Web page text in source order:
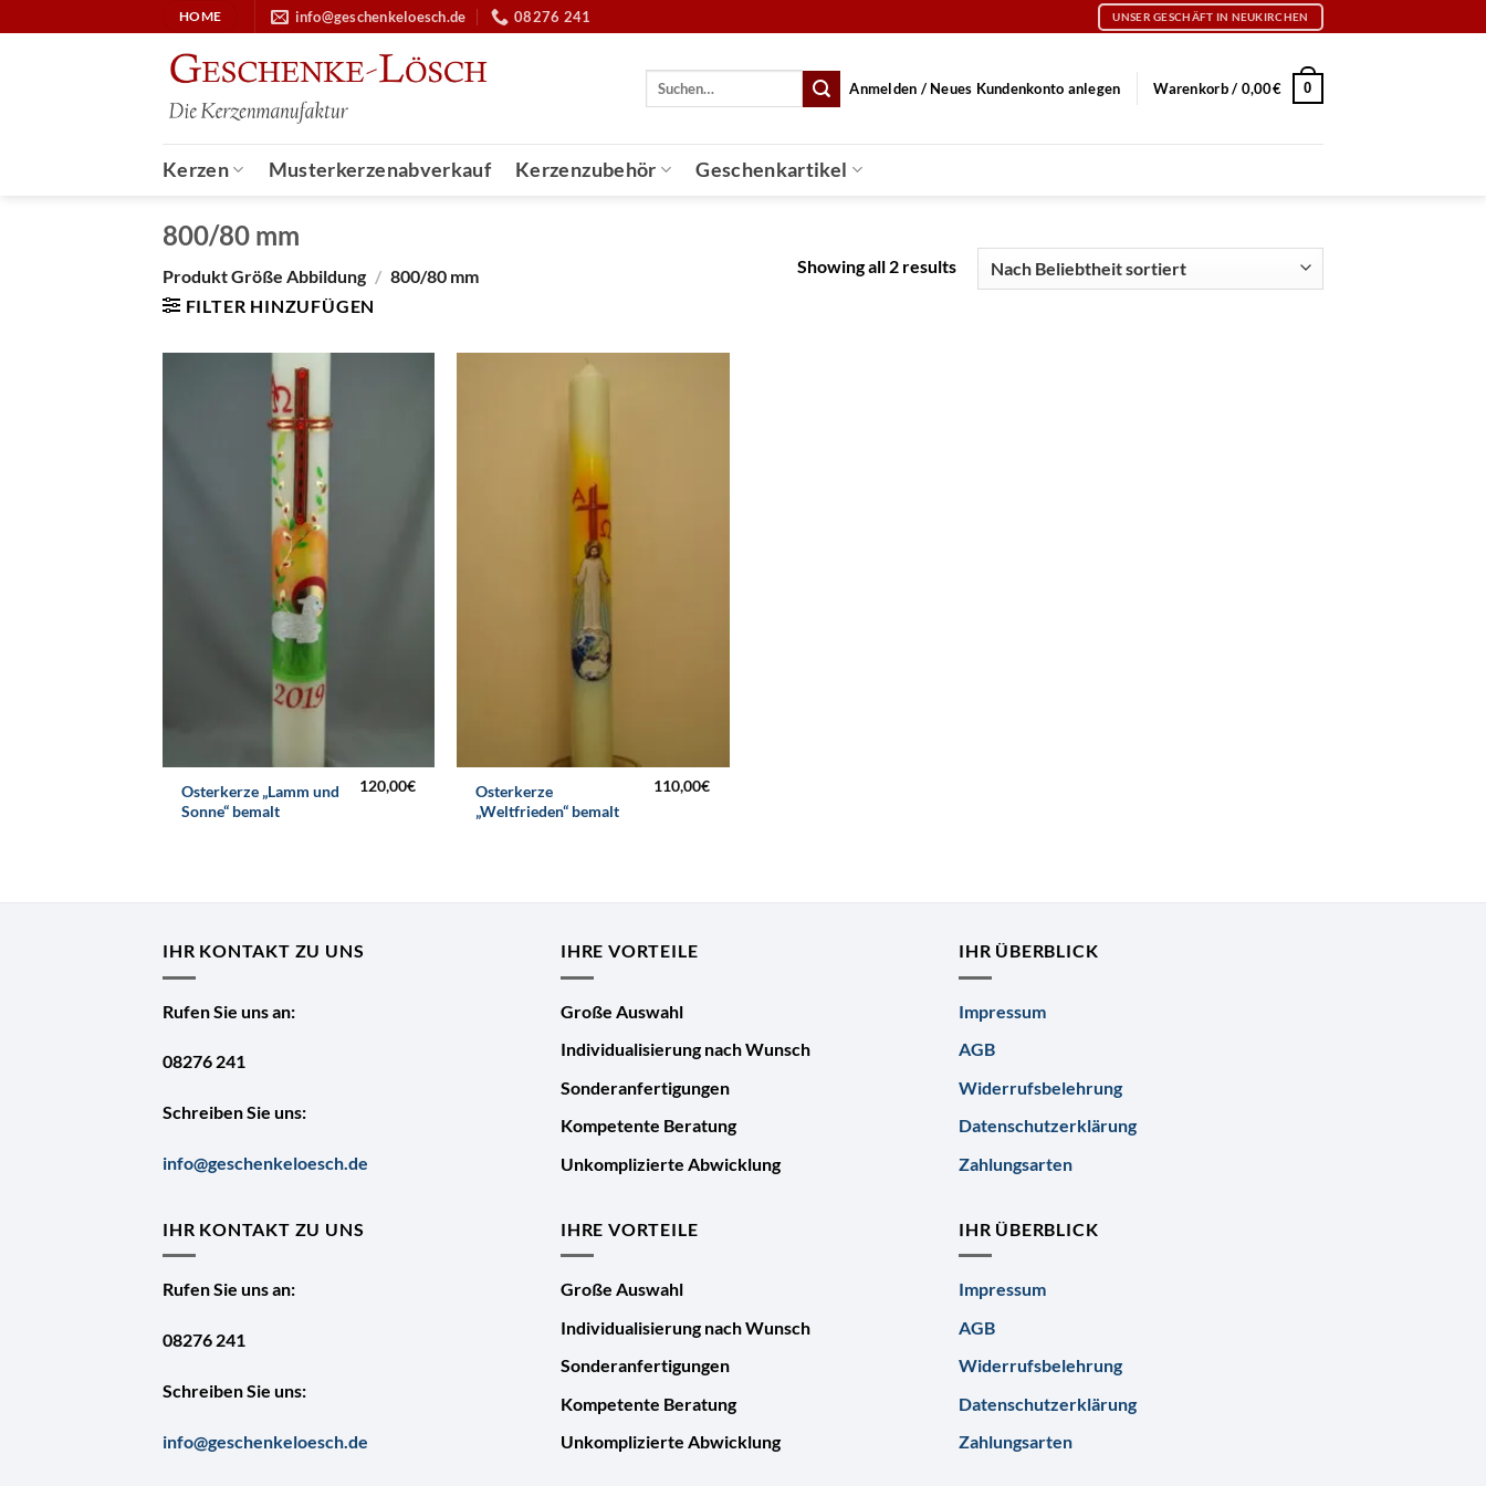
Inhalt
HOME info@geschenkeloesch.de 08276 241 UNSER GESCHÄFT IN NEUKIRCHEN
Suche
Anmelden / Neues Kundenkonto anlegen Warenkorb / 0,00€ 0
Kerzen Musterkerzenabverkauf Kerzenzubehör Geschenkartikel
800/80 mm
Produkt Größe Abbildung / 800/80 mm
FILTER HINZUFÜGEN
Showing all 2 results
Osterkerze „Lamm und
Sonne“ bemalt
120,00€
Osterkerze
„Weltfrieden“ bemalt
110,00€
IHR KONTAKT ZU UNS
Rufen Sie uns an:
08276 241
Schreiben Sie uns:
info@geschenkeloesch.de
IHRE VORTEILE
Große Auswahl
Individualisierung nach Wunsch
Sonderanfertigungen
Kompetente Beratung
Unkomplizierte Abwicklung
IHR ÜBERBLICK
Impressum
AGB
Widerrufsbelehrung
Datenschutzerklärung
Zahlungsarten
IHR KONTAKT ZU UNS
Rufen Sie uns an:
08276 241
Schreiben Sie uns:
info@geschenkeloesch.de
IHRE VORTEILE
Große Auswahl
Individualisierung nach Wunsch
Sonderanfertigungen
Kompetente Beratung
Unkomplizierte Abwicklung
IHR ÜBERBLICK
Impressum
AGB
Widerrufsbelehrung
Datenschutzerklärung
Zahlungsarten